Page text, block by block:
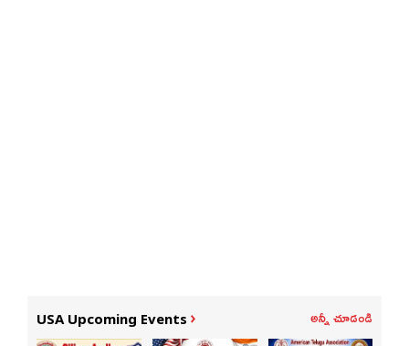
USA Upcoming Events అన్నీ చూడండి